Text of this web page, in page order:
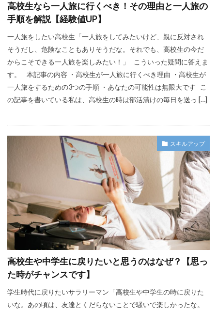
高校生なら一人旅に行くべき！その理由と一人旅の
手順を解説【経験値UP】
一人旅をしたい高校生「一人旅をしてみたいけど、親に反対され
そうだし、危険なこともありそうだな。それでも、高校生の今だ
からこそできる一人旅を楽しみたい！」 こういった疑問に答えま
す。 本記事の内容 ・高校生が一人旅に行くべき理由 ・高校生が
一人旅をするための3つの手順 ・あなたの可能性は無限大です こ
の記事を書いている私は、高校生の時は部活漬けの毎日を送っ […]
スキルアップ
高校生や中学生に戻りたいと思うのはなぜ？【思っ
た時がチャンスです】
学生時代に戻りたいサラリーマン「高校生や中学生の時に戻りた
いな。あの頃は、友達とくだらないことで騒いで楽しかったな。